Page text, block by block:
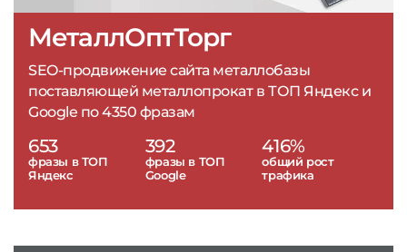
МеталлОптТорг
SEO-продвижение сайта металлобазы
поставляющей металлопрокат в ТОП Яндекс и
Google по 4350 фразам
653
фразы в ТОП
Яндекс
392
фразы в ТОП
Google
416%
общий рост
трафика